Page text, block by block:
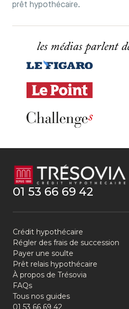
prêt hypothécaire.
les médias parlent
01 53 66 69 42
Crédit hypothécaire
Régler des frais de succession
Payer une soulte
Prêt relais hypothécaire
À propos de Trésovia
FAQs
Tous nos guides
01 53 66 69 42